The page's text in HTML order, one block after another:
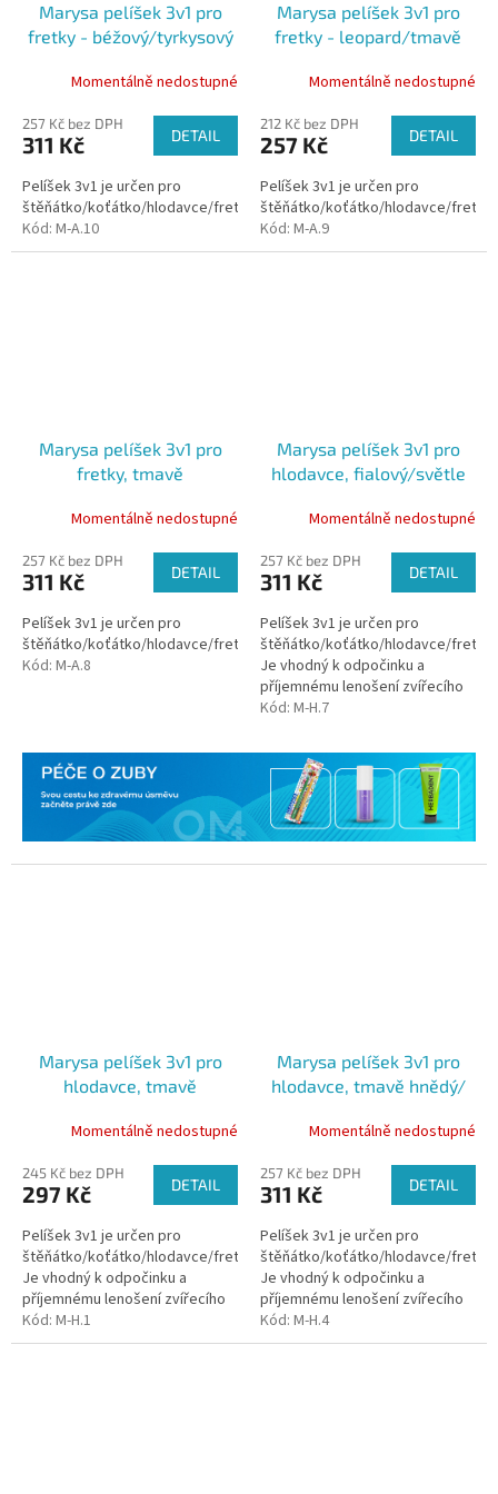
Marysa pelíšek 3v1 pro
fretky - béžový/tyrkysový
Momentálně nedostupné
257 Kč bez DPH
311 Kč DETAIL
Pelíšek 3v1 je určen pro
štěňátko/koťátko/hlodavce/fretku.
Kód: M-A.10
Marysa pelíšek 3v1 pro
fretky - leopard/tmavě
Momentálně nedostupné
212 Kč bez DPH
257 Kč DETAIL
Pelíšek 3v1 je určen pro
štěňátko/koťátko/hlodavce/fretku.
Kód: M-A.9
Marysa pelíšek 3v1 pro
fretky, tmavě
Momentálně nedostupné
257 Kč bez DPH
311 Kč DETAIL
Pelíšek 3v1 je určen pro
štěňátko/koťátko/hlodavce/fretku.
Kód: M-A.8
Marysa pelíšek 3v1 pro
hlodavce, fialový/světle
Momentálně nedostupné
257 Kč bez DPH
311 Kč DETAIL
Pelíšek 3v1 je určen pro
štěňátko/koťátko/hlodavce/fretku.
Je vhodný k odpočinku a
příjemnému lenošení zvířecího
mazlíčka, který ocení své
Kód: M-H.7
Marysa pelíšek 3v1 pro
hlodavce, tmavě
Momentálně nedostupné
245 Kč bez DPH
297 Kč DETAIL
Pelíšek 3v1 je určen pro
štěňátko/koťátko/hlodavce/fretku.
Je vhodný k odpočinku a
příjemnému lenošení zvířecího
mazlíčka, který ocení své
soukromí.
Kód: M-H.1
Marysa pelíšek 3v1 pro
hlodavce, tmavě hnědý/
Momentálně nedostupné
257 Kč bez DPH
311 Kč DETAIL
Pelíšek 3v1 je určen pro
štěňátko/koťátko/hlodavce/fretku.
Je vhodný k odpočinku a
příjemnému lenošení zvířecího
mazlíčka, který ocení své
soukromí.
Kód: M-H.4